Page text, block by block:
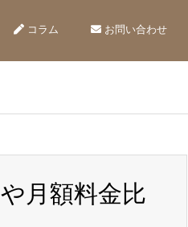
コラム お問い合わせ
月額料金比